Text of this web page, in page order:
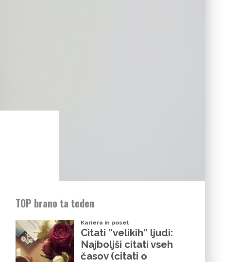
TOP brano ta teden